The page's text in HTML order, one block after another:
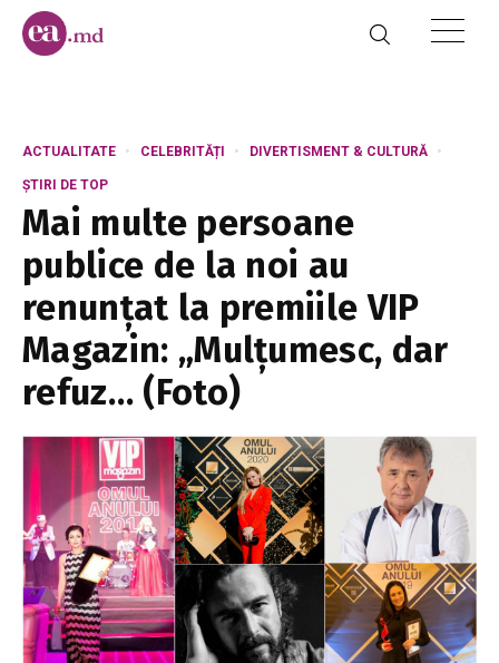
ACTUALITATE CELEBRITĂȚI DIVERTISMENT & CULTURĂ
ȘTIRI DE TOP
Mai multe persoane
publice de la noi au
renunțat la premiile VIP
Magazin: „Mulțumesc, dar
refuz… (Foto)